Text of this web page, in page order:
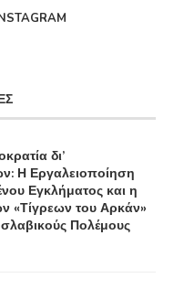
δι’
Η Εργαλειοποίηση
Εγκλήματος και η
«Τίγρεων του Αρκάν»
Πολέμους